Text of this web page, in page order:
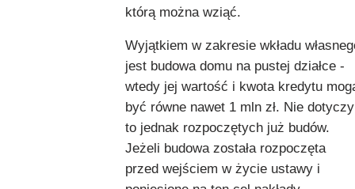
którą można wziąć.
Wyjątkiem w zakresie wkładu
jest budowa domu na pustej działce -
wtedy jej wartość i kwota kredytu
być równe nawet 1 mln zł. Nie dotyczy
to jednak rozpoczętych już budów.
Jeżeli budowa została rozpoczęta
przed wejściem w życie ustawy i